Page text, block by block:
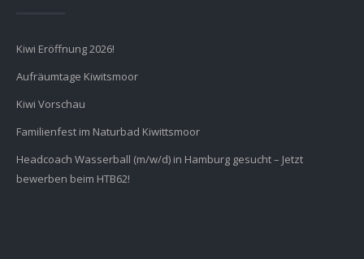
Kiwi Eröffnung 2026!
Aufräumtage Kiwitsmoor
Kiwi Vorschau
Familienfest im Naturbad Kiwittsmoor
Headcoach Wasserball (m/w/d) in Hamburg gesucht – Jetzt
bewerben beim HTB62!